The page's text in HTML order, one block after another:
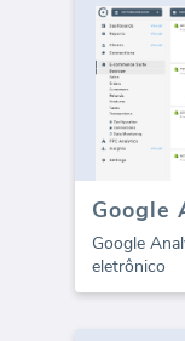
Google
Google
eletrônico